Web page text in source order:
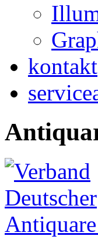
kontakt